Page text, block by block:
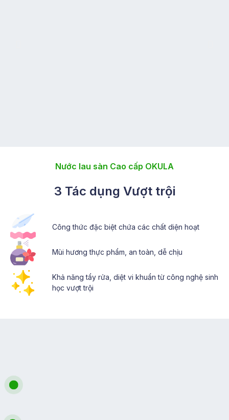
Nước lau sàn Cao cấp OKULA​
3 Tác dụng Vượt trội
Công thức đặc biệt chứa các chất diện hoạt
Mùi hương thực phẩm, an toàn, dễ chịu
Khả năng tẩy rửa, diệt vi khuẩn từ công nghệ sinh
học vượt trội